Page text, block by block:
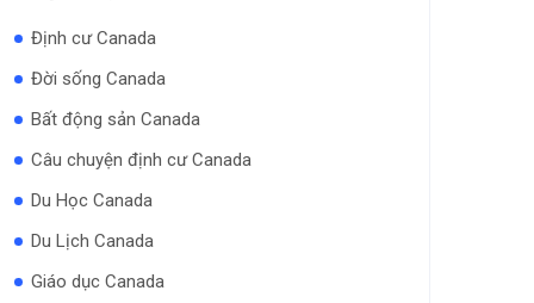
Định cư Canada
Đời sống Canada
Bất động sản Canada
Câu chuyện định cư Canada
Du Học Canada
Du Lịch Canada
Giáo dục Canada